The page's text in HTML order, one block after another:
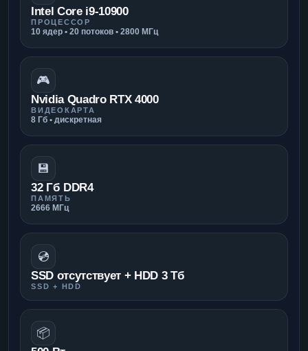
Intel Core i9-10900
ПРОЦЕССОР
10 ядер • 20 потоков • 2800 МГц
🎮
Nvidia Quadro RTX 4000
ВИДЕОКАРТА
8 Гб • дискретная
💾
32 Гб DDR4
ПАМЯТЬ
2666 МГц
💿
SSD отсутствует + HDD 3 Тб
SSD + HDD
📦